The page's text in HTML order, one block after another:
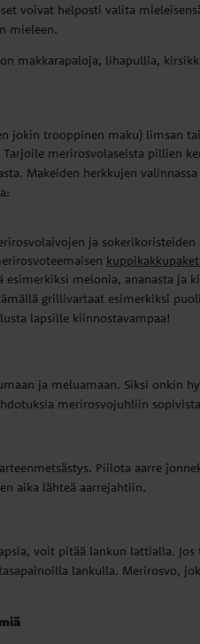
voivat helposti valita
mieleen.
makkarapaloja, lihapullia,
trooppinen maku) limsan tai
merirosvolaseista pillien
Makeiden herkkujen
ja sokerikoristeiden
melonia, ananasta ja
grillivartaat esimerkiksi
lapsille kiinnostavampaa!
ja meluamaan. Siksi onkin
merirosvojuhliin
Piilota aarre
aika lähteä aarrejahtiin.
voit pitää lankun lattialla.
lankulla. Merirosvo,